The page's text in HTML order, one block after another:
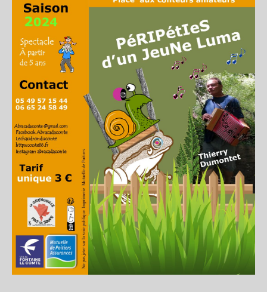
Les balades contées
contactez Abracadaconte
Conte en fête
Progamme
Programme du festival off 2021
La presse parle du Festival
Nouvelle République 8 juillet 2018
La Nouvelle République du 4 juillet
2018
La Nouvelle République du 4 juillet
2018
CENTRE PRESSE 5 juillet 2018